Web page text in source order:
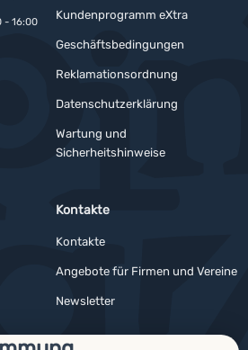
Kundenprogramm eXtra
Geschäftsbedingungen
Reklamationsordnung
Datenschutzerklärung
Wartung und
Sicherheitshinweise
Kontakte
Kontakte
Angebote für Firmen und Vereine
Newsletter
- 16:00